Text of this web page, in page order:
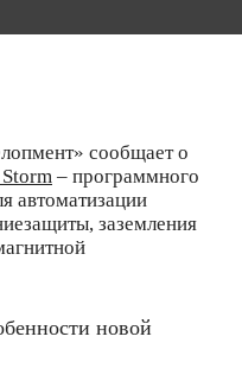
сообщает о
– программного
автоматизации
заземления
новой